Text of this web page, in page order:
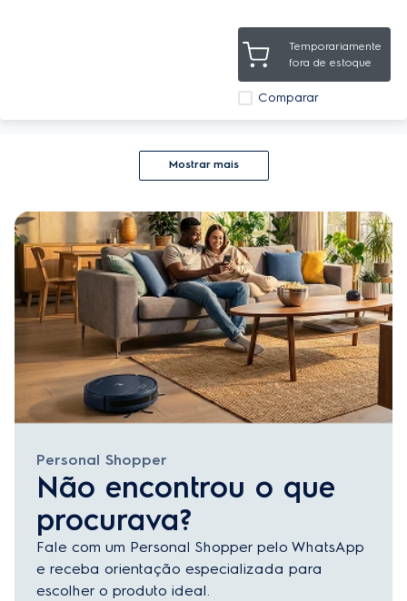
Temporariamente
fora de estoque
Comparar
Mostrar mais
Personal Shopper
Não encontrou o que
procurava?
Fale com um Personal Shopper pelo WhatsApp
e receba orientação especializada para
escolher o produto ideal.